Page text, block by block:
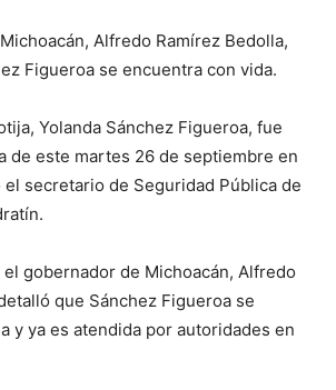
Alfredo Ramírez Bedolla,
Figueroa se encuentra con vida.
Yolanda Sánchez Figueroa, fue
de este martes 26 de septiembre en
secretario de Seguridad Pública de
gobernador de Michoacán, Alfredo
que Sánchez Figueroa se
y ya es atendida por autoridades en